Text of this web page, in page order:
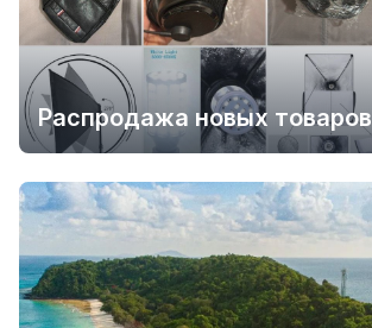
Распродажа новых товаров